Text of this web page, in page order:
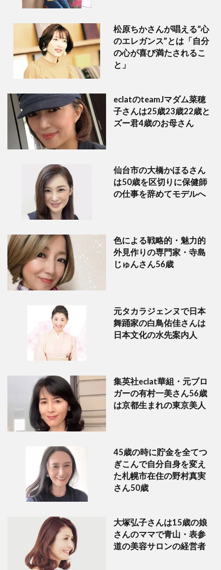
松原ちかさんが唱える“心
のエレガンス”とは「自分
の心が喜び満たされるこ
と」
eclatのteamJマダム菜穂
子さんは25歳23歳22歳と
ズー君4歳のお母さん
仙台市の大橋かほるさん
は50歳を区切りに保健師
の仕事を辞めてモデルへ
色による戦略的・魅力的
外見作りの専門家・寺島
じゅんさん56歳
元タカラジェンヌで日本
舞踊家の白鳥佑佳さんは
日本文化の水先案内人
集英社eclat華組・元ブロ
ガーの有村一美さん56歳
は京都生まれの東京美人
45歳の時に貯金を全てつ
ぎこんで自分自身を変え
た札幌市在住の野村真実
さん50歳
大塚弘子さんは15歳の娘
さんのママで青山・表参
道の美容サロンの経営者